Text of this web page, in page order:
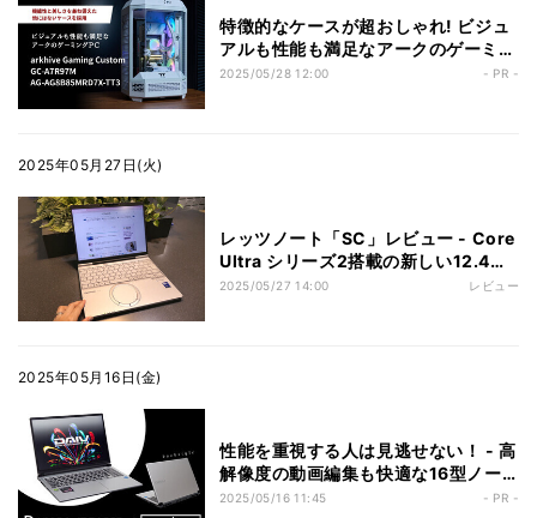
特徴的なケースが超おしゃれ! ビジュ
アルも性能も満足なアークのゲーミン
グPC「arkhive Gaming Custom
2025/05/28 12:00 - PR -
2025年05月27日(火)
レッツノート「SC」レビュー - Core
Ultra シリーズ2搭載の新しい12.4型
モデル、デザイン刷新で使い勝手が向
2025/05/27 14:00 レビュー
2025年05月16日(金)
性能を重視する人は見逃せない！ - 高
解像度の動画編集も快適な16型ノー
トPC「DAIV R6-I7G60SR-A」実機
2025/05/16 11:45 - PR -